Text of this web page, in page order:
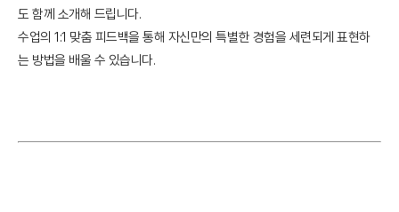
도 함께 소개해 드립니다.
수업의 1:1 맞춤 피드백을 통해 자신만의 특별한 경험을 세련되게 표현하
는 방법을 배울 수 있습니다.